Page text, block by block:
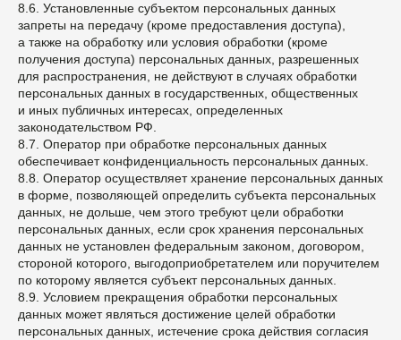
8.6. Установленные субъектом персональных данных
запреты на передачу (кроме предоставления доступа),
а также на обработку или условия обработки (кроме
получения доступа) персональных данных, разрешенных
для распространения, не действуют в случаях обработки
персональных данных в государственных, общественных
и иных публичных интересах, определенных
законодательством РФ.
8.7. Оператор при обработке персональных данных
обеспечивает конфиденциальность персональных данных.
8.8. Оператор осуществляет хранение персональных данных
в форме, позволяющей определить субъекта персональных
данных, не дольше, чем этого требуют цели обработки
персональных данных, если срок хранения персональных
данных не установлен федеральным законом, договором,
стороной которого, выгодоприобретателем или поручителем
по которому является субъект персональных данных.
8.9. Условием прекращения обработки персональных
данных может являться достижение целей обработки
персональных данных, истечение срока действия согласия